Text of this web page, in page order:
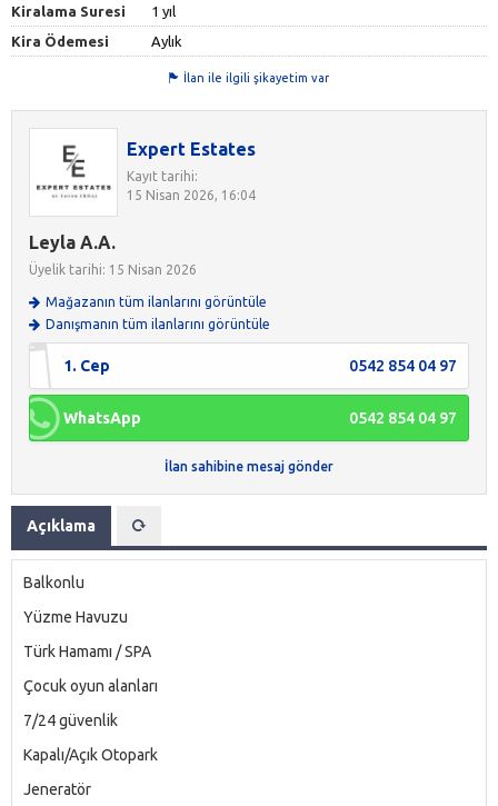
Kiralama Suresi
1 yıl
Kira Ödemesi
Aylık
İlan ile ilgili şikayetim var
Expert Estates
Kayıt tarihi:
15 Nisan 2026, 16:04
Leyla A.A.
Üyelik tarihi: 15 Nisan 2026
Mağazanın tüm ilanlarını görüntüle
Danışmanın tüm ilanlarını görüntüle
1. Cep 0542 854 04 97
WhatsApp 0542 854 04 97
İlan sahibine mesaj gönder
Açıklama
Balkonlu
Yüzme Havuzu
Türk Hamamı / SPA
Çocuk oyun alanları
7/24 güvenlik
Kapalı/Açık Otopark
Jeneratör